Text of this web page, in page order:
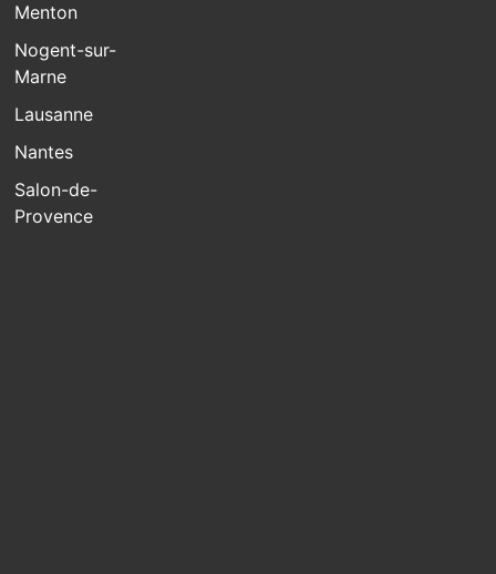
Menton
Nogent-sur-
Marne
Lausanne
Nantes
Salon-de-
Provence